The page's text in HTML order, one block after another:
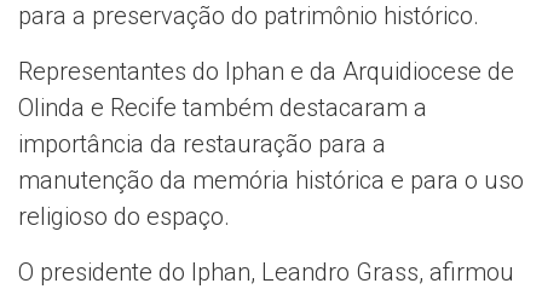
para a preservação do patrimônio histórico.
Representantes do Iphan e da Arquidiocese de
Olinda e Recife também destacaram a
importância da restauração para a
manutenção da memória histórica e para o uso
religioso do espaço.
O presidente do Iphan, Leandro Grass, afirmou